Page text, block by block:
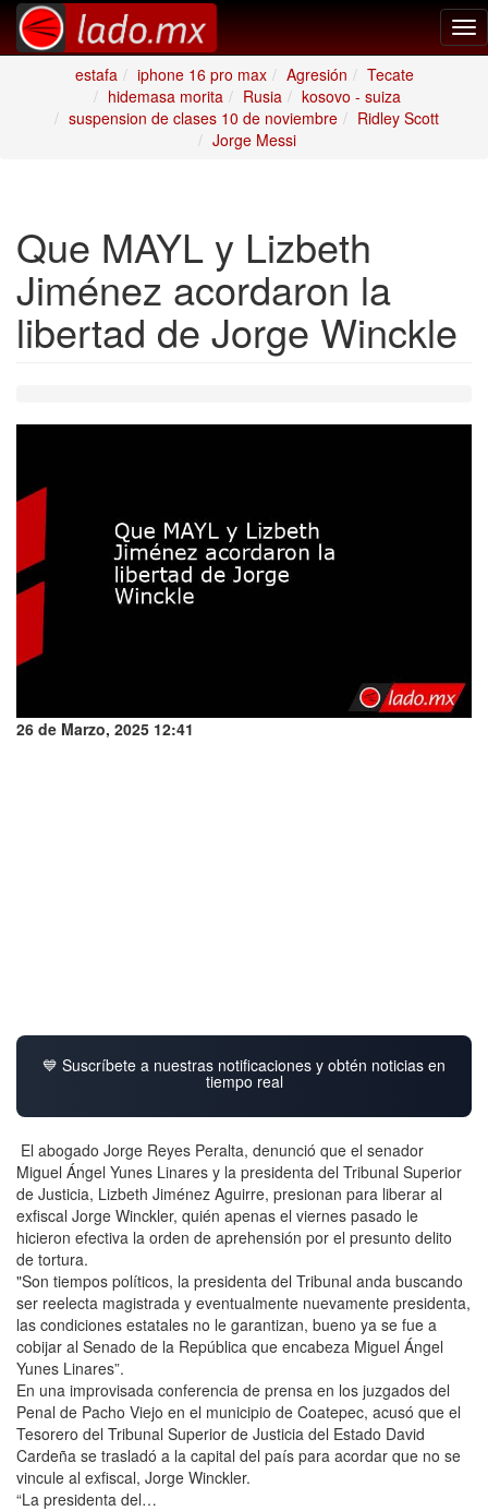
estafa
iphone 16 pro max Agresión
Tecate
hidemasa morita
Rusia
kosovo - suiza
suspension de clases 10 de noviembre
Ridley Scott
Jorge Messi
Que MAYL y Lizbeth
Jiménez acordaron la
libertad de Jorge Winckle
26 de Marzo, 2025 12:41
💙 Suscríbete a nuestras notificaciones y obtén noticias en
tiempo real
El abogado Jorge Reyes Peralta, denunció que el senador
Miguel Ángel Yunes Linares y la presidenta del Tribunal Superior
de Justicia, Lizbeth Jiménez Aguirre, presionan para liberar al
exfiscal Jorge Winckler, quién apenas el viernes pasado le
hicieron efectiva la orden de aprehensión por el presunto delito
de tortura.
"Son tiempos políticos, la presidenta del Tribunal anda buscando
ser reelecta magistrada y eventualmente nuevamente presidenta,
las condiciones estatales no le garantizan, bueno ya se fue a
cobijar al Senado de la República que encabeza Miguel Ángel
Yunes Linares”.
En una improvisada conferencia de prensa en los juzgados del
Penal de Pacho Viejo en el municipio de Coatepec, acusó que el
Tesorero del Tribunal Superior de Justicia del Estado David
Cardeña se trasladó a la capital del país para acordar que no se
vincule al exfiscal, Jorge Winckler.
“La presidenta del…